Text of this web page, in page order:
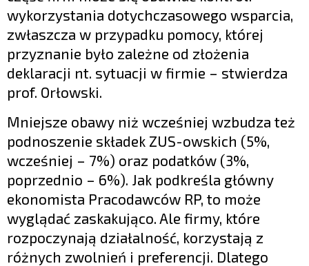
wykorzystania dotychczasowego wsparcia,
zwłaszcza w przypadku pomocy, której
przyznanie było zależne od złożenia
deklaracji nt. sytuacji w firmie – stwierdza
prof. Orłowski.
Mniejsze obawy niż wcześniej wzbudza też
podnoszenie składek ZUS-owskich (5%,
wcześniej – 7%) oraz podatków (3%,
poprzednio – 6%). Jak podkreśla główny
ekonomista Pracodawców RP, to może
wyglądać zaskakująco. Ale firmy, które
rozpoczynają działalność, korzystają z
różnych zwolnień i preferencji. Dlatego